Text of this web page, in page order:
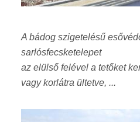
A bádog szigetelésű
sarlósfecsketelepet
az elülső felével a tetőket
vagy korlátra ültetve, ...